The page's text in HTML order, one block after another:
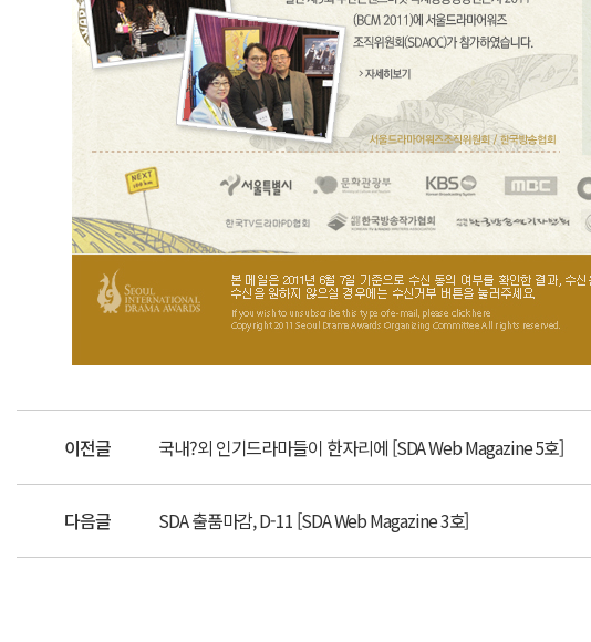
이전글 국내?외 인기드라마들이 한자리에 [SDA Web Magazine 5호]
다음글 SDA 출품마감, D-11 [SDA Web Magazine 3호]